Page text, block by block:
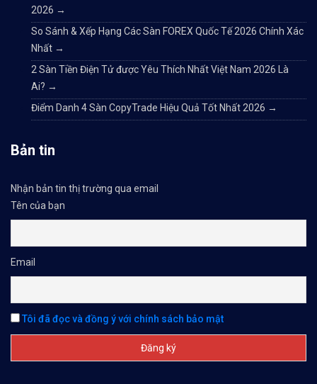
2026 →
So Sánh & Xếp Hạng Các Sàn FOREX Quốc Tế 2026 Chính Xác
Nhất →
2 Sàn Tiền Điện Tử được Yêu Thích Nhất Việt Nam 2026 Là
Ai? →
Điểm Danh 4 Sàn CopyTrade Hiệu Quả Tốt Nhất 2026 →
Bản tin
Nhận bản tin thị trường qua email
Tên của bạn
Email
Tôi đã đọc và đồng ý với chính sách bảo mật